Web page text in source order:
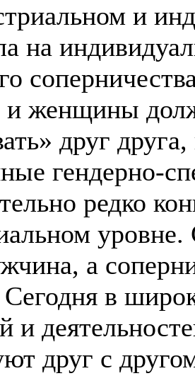
и
на
женщины
друг
гендерно-
редко
а
в
и
друг с